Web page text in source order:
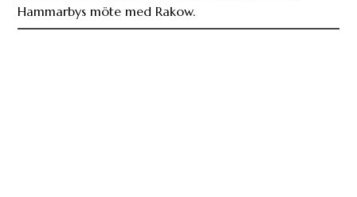
Hammarbys möte med Rakow.